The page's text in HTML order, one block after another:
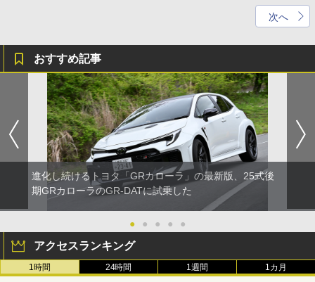
次へ
おすすめ記事
進化し続けるトヨタ「GRカローラ」の最新版、25式後
期GRカローラのGR-DATに試乗した
● ● ● ● ●
アクセスランキング
1時間 24時間 1週間 1カ月